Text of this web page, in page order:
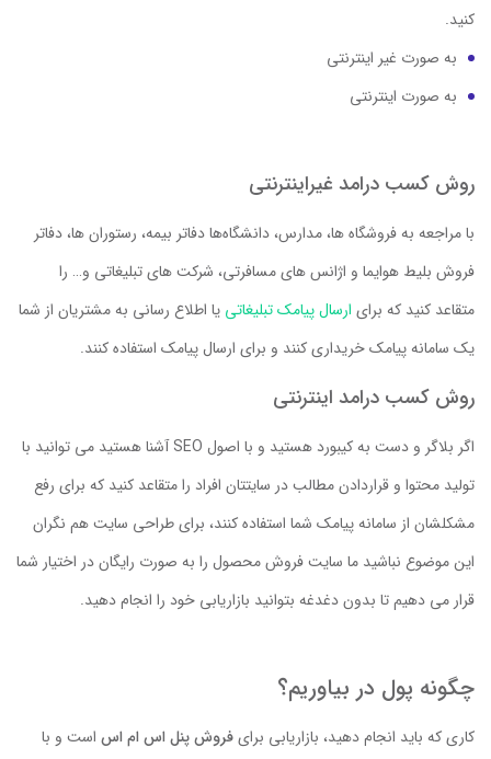
کنید.
به صورت غیر اینترنتی
به صورت اینترنتی
روش کسب درامد غیراینترنتی
با مراجعه به فروشگاه ها، مدارس، دانشگاه‌ها دفاتر بیمه، رستوران ها، دفاتر
فروش بلیط هوایما و اژانس های مسافرتی، شرکت های تبلیغاتی و… را
متقاعد کنید که برای ارسال پیامک تبلیغاتی یا اطلاع رسانی به مشتریان از شما
یک سامانه پیامک خریداری کنند و برای ارسال پیامک استفاده کنند.
روش کسب درامد اینترنتی
اگر بلاگر و دست به کیبورد هستید و با اصول SEO آشنا هستید می توانید با
تولید محتوا و قراردادن مطالب در سایتتان افراد را متقاعد کنید که برای رفع
مشکلشان از سامانه پیامک شما استفاده کنند، برای طراحی سایت هم نگران
این موضوع نباشید ما سایت فروش محصول را به صورت رایگان در اختیار شما
قرار می دهیم تا بدون دغدغه بتوانید بازاریابی خود را انجام دهید.
چگونه پول در بیاوریم؟
کاری که باید انجام دهید، بازاریابی برایفروش پنل اس ام اس است و با